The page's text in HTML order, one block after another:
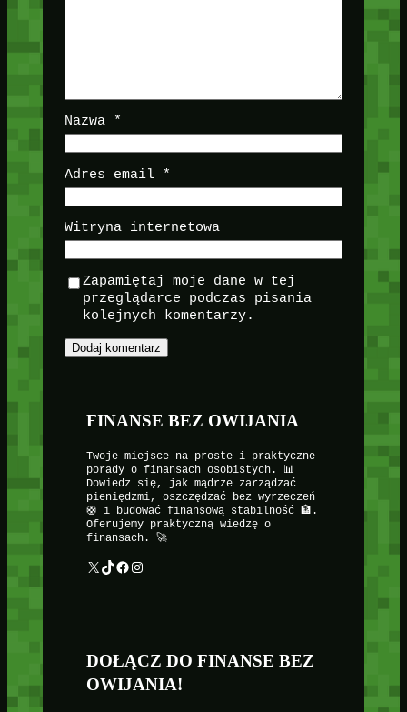
Nazwa *
Adres email *
Witryna internetowa
Zapamiętaj moje dane w tej
przeglądarce podczas pisania
kolejnych komentarzy.
FINANSE BEZ OWIJANIA
Twoje miejsce na proste i praktyczne
porady o finansach osobistych. 📊
Dowiedz się, jak mądrze zarządzać
pieniędzmi, oszczędzać bez wyrzeczeń
🛟 i budować finansową stabilność 🏦.
Oferujemy praktyczną wiedzę o
finansach. 🚀
X TikTok Facebook Instagram
DOŁĄCZ DO FINANSE BEZ
OWIJANIA!